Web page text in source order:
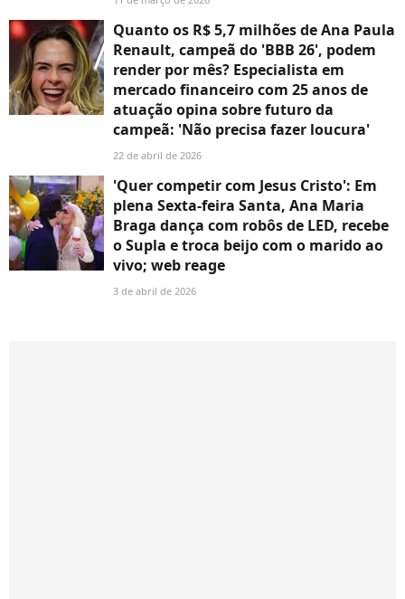
Quanto os R$ 5,7 milhões de Ana Paula
Renault, campeã do 'BBB 26', podem
render por mês? Especialista em
mercado financeiro com 25 anos de
atuação opina sobre futuro da
campeã: 'Não precisa fazer loucura'
22 de abril de 2026
'Quer competir com Jesus Cristo': Em
plena Sexta-feira Santa, Ana Maria
Braga dança com robôs de LED, recebe
o Supla e troca beijo com o marido ao
vivo; web reage
3 de abril de 2026